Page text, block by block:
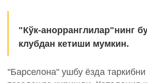
"Кўк-анорранглилар"нинг
клубдан кетиши мумкин.
"Барселона" ушбу ёзда